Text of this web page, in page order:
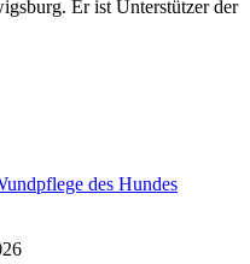
Er ist Unterstützer der
des Hundes